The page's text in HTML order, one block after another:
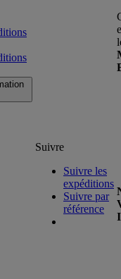
Suivre
Suivre les
expéditions
Suivre par
référence